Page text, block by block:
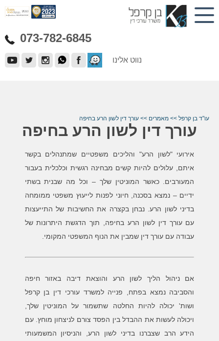
073-782-6845
נווט אלינו
עו"ד בן קרפל >> מאמרים >> עורך דין לשון הרע בחיפה
עורך דין לשון הרע בחיפה
אירועי "לשון הרע" והליכים משפטיים שמתנהלים בקשר
איתם, עלולים להיות קשים מבחינה רגשית וכלכלית בעבור
המעורבים. כאשר המוניטין שלך – וכל מה שבנית בשתי
ידיים – נמצא בסכנה, חיוני לפנות לייעוץ משפטי ממומחה
בדיני לשון הרע. נבחן בקצרה את החשיבות של התייעצות
עם עורך דין לשון הרע בחיפה, תוך הדגשת היתרונות של
עבודה עם עורך דין שמבין את הנוף המשפטי המקומי.
אם ניהול הליך לשון הרע והוצאת דיבה באזור חיפה
והסביבה נמצא בפתח, פנייה למשרד עורכי דין בן קרפל
ושות' יכולה להיות החלטה שתשמור על המוניטין שלך,
ויכולה לעשות את ההבדל בין הפסד צורם לניצחון מוחץ. עם
הידע הרב שצברנו בדיני לשון הרע, והניסיון המשמעותי